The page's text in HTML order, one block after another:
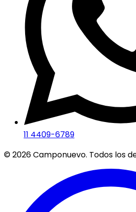
11 4409-6789
©2026Camponuevo. Todos los